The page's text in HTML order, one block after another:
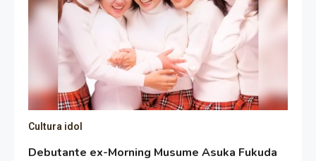
Cultura idol
Debutante ex-Morning Musume Asuka Fukuda